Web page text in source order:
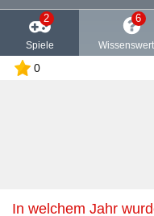
2
Spiele
6
0
In welchem Jahr